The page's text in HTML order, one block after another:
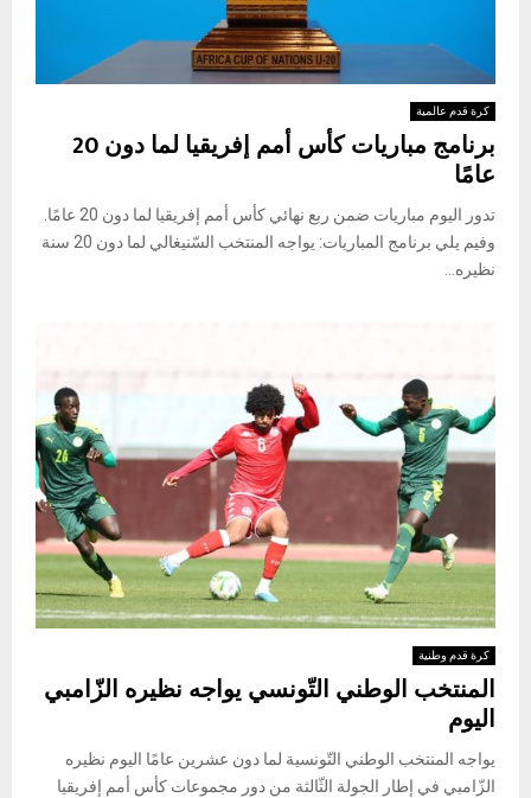
كرة قدم عالمية
برنامج مباريات كأس أمم إفريقيا لما دون 20
عامًا
تدور اليوم مباريات ضمن ربع نهائي كأس أمم إفريقيا لما دون 20 عامًا.
وفيم يلي برنامج المباريات: يواجه المنتخب السّنيغالي لما دون 20 سنة
نظيره...
كرة قدم وطنية
المنتخب الوطني التّونسي يواجه نظيره الزّامبي
اليوم
يواجه المنتخب الوطني التّونسية لما دون عشرين عامًا اليوم نظيره
الزّامبي في إطار الجولة الثّالثة من دور مجموعات كأس أمم إفريقيا